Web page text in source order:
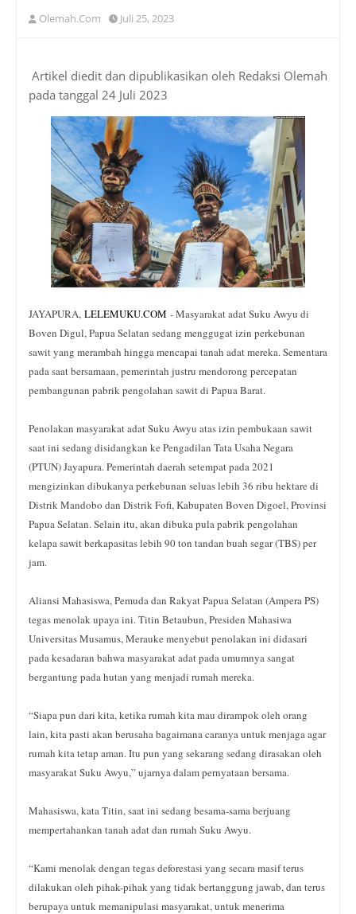
Olemah.Com Juli 25, 2023
Artikel diedit dan dipublikasikan oleh Redaksi Olemah
pada tanggal 24 Juli 2023
JAYAPURA, LELEMUKU.COM - Masyarakat adat Suku Awyu di
Boven Digul, Papua Selatan sedang menggugat izin perkebunan
sawit yang merambah hingga mencapai tanah adat mereka. Sementara
pada saat bersamaan, pemerintah justru mendorong percepatan
pembangunan pabrik pengolahan sawit di Papua Barat.
Penolakan masyarakat adat Suku Awyu atas izin pembukaan sawit
saat ini sedang disidangkan ke Pengadilan Tata Usaha Negara
(PTUN) Jayapura. Pemerintah daerah setempat pada 2021
mengizinkan dibukanya perkebunan seluas lebih 36 ribu hektare di
Distrik Mandobo dan Distrik Fofi, Kabupaten Boven Digoel, Provinsi
Papua Selatan. Selain itu, akan dibuka pula pabrik pengolahan
kelapa sawit berkapasitas lebih 90 ton tandan buah segar (TBS) per
jam.
Aliansi Mahasiswa, Pemuda dan Rakyat Papua Selatan (Ampera PS)
tegas menolak upaya ini. Titin Betaubun, Presiden Mahasiwa
Universitas Musamus, Merauke menyebut penolakan ini didasari
pada kesadaran bahwa masyarakat adat pada umumnya sangat
bergantung pada hutan yang menjadi rumah mereka.
“Siapa pun dari kita, ketika rumah kita mau dirampok oleh orang
lain, kita pasti akan berusaha bagaimana caranya untuk menjaga agar
rumah kita tetap aman. Itu pun yang sekarang sedang dirasakan oleh
masyarakat Suku Awyu,” ujarnya dalam pernyataan bersama.
Mahasiswa, kata Titin, saat ini sedang besama-sama berjuang
mempertahankan tanah adat dan rumah Suku Awyu.
“Kami menolak dengan tegas deforestasi yang secara masif terus
dilakukan oleh pihak-pihak yang tidak bertanggung jawab, dan terus
berupaya untuk memanipulasi masyarakat, untuk menerima